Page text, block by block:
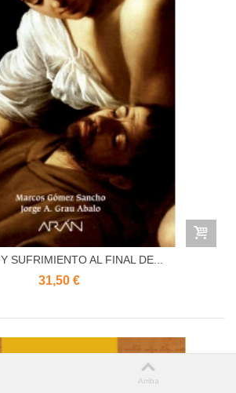
SUFRIMIENTO AL FINAL DE...
31,50 €
Arriba